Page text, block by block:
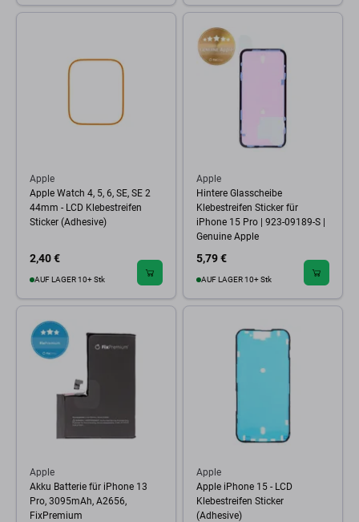
Apple
Apple Watch 4, 5, 6, SE, SE 2
44mm - LCD Klebestreifen
Sticker (Adhesive)
2,40 €
AUF LAGER 10+ Stk
Apple
Hintere Glasscheibe
Klebestreifen Sticker für
iPhone 15 Pro | 923-09189-S |
Genuine Apple
5,79 €
AUF LAGER 10+ Stk
Apple
Akku Batterie für iPhone 13
Pro, 3095mAh, A2656,
FixPremium
Apple
Apple iPhone 15 - LCD
Klebestreifen Sticker
(Adhesive)